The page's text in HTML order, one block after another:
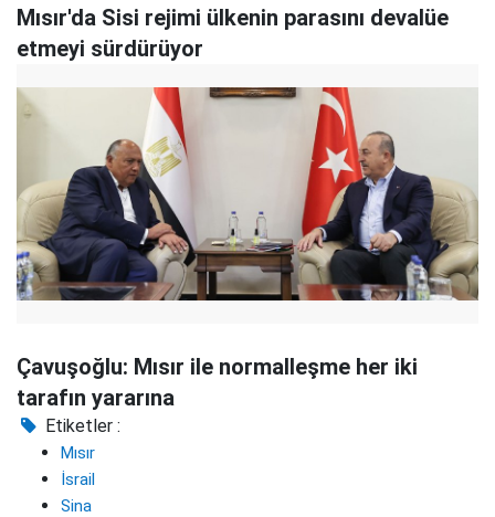
Mısır'da Sisi rejimi ülkenin parasını devalüe
etmeyi sürdürüyor
Çavuşoğlu: Mısır ile normalleşme her iki
tarafın yararına
Etiketler :
Mısır
İsrail
Sina